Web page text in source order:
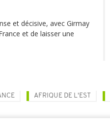
et décisive, avec Girmay
et de laisser une
AFRIQUE DE L'EST